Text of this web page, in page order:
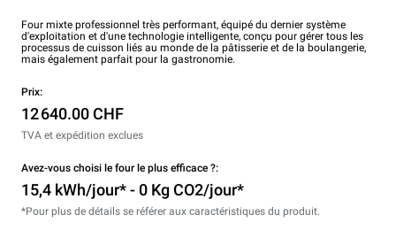
Four mixte professionnel très performant, équipé du dernier système
d'exploitation et d'une technologie intelligente, conçu pour gérer tous les
processus de cuisson liés au monde de la pâtisserie et de la boulangerie,
mais également parfait pour la gastronomie.
Prix:
12 640.00 CHF
TVA et expédition exclues
Avez-vous choisi le four le plus efficace ?:
15,4 kWh/jour* - 0 Kg CO2/jour*
*Pour plus de détails se référer aux caractéristiques du produit.